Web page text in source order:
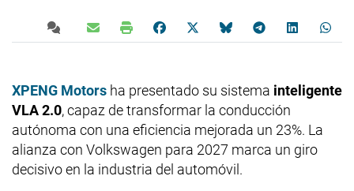
XPENG Motors ha presentado su sistema inteligente
VLA 2.0, capaz de transformar la conducción
autónoma con una eficiencia mejorada un 23%. La
alianza con Volkswagen para 2027 marca un giro
decisivo en la industria del automóvil.